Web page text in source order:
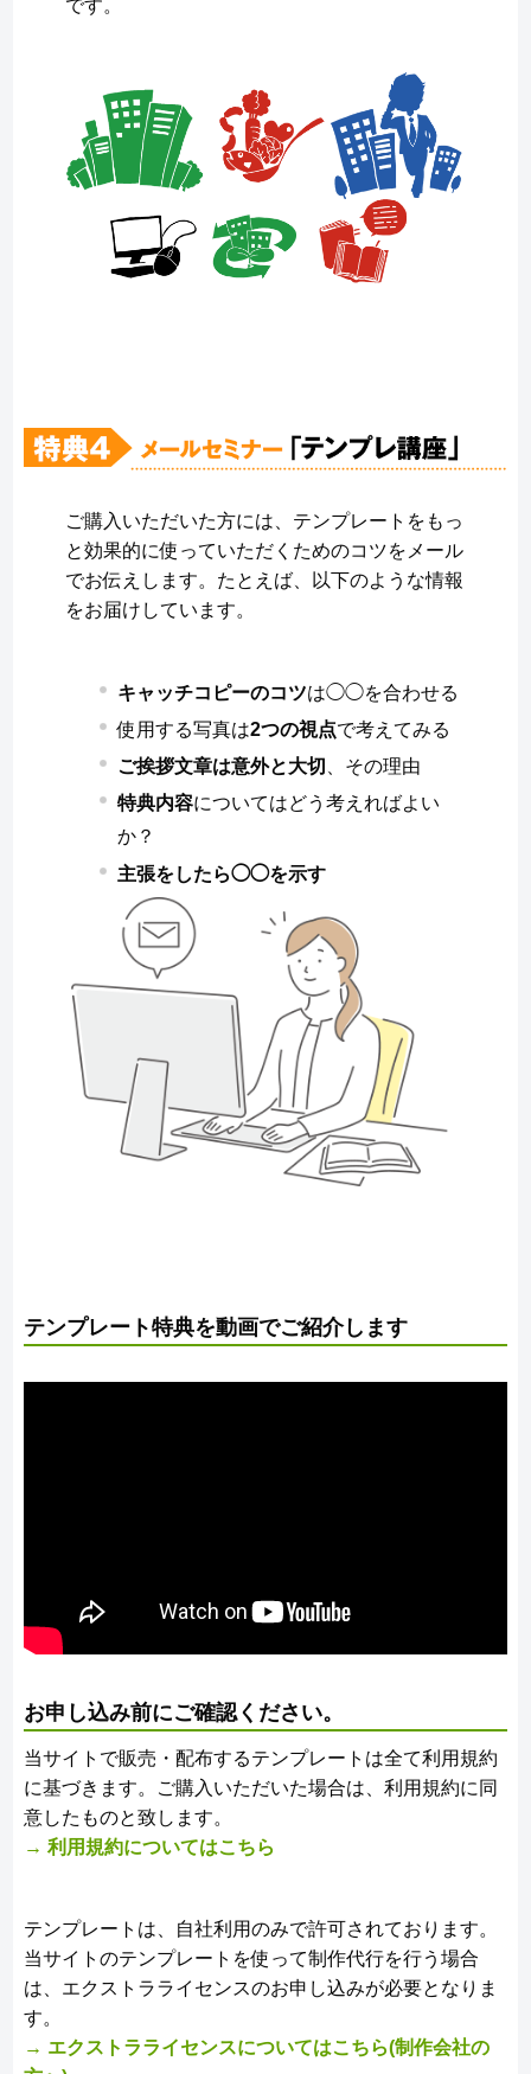
です。
ご購入いただいた方には、テンプレートをもっ
と効果的に使っていただくためのコツをメール
でお伝えします。たとえば、以下のような情報
をお届けしています。
キャッチコピーのコツは◯◯を合わせる
使用する写真は2つの視点で考えてみる
ご挨拶文章は意外と大切
、その理由
特典内容についてはどう考えればよい
か？
主張をしたら◯◯を示す
テンプレート特典を動画でご紹介します
お申し込み前にご確認ください。
当サイトで販売・配布するテンプレートは全て利用規約
に基づきます。ご購入いただいた場合は、利用規約に同
意したものと致します。
→ 利用規約についてはこちら
テンプレートは、自社利用のみで許可されております。
当サイトのテンプレートを使って制作代行を行う場合
は、エクストラライセンスのお申し込みが必要となりま
す。
→ エクストラライセンスについてはこちら(制作会社の